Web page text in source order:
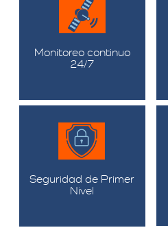
Monitoreo continuo
24/7
Seguridad de Primer
Nivel